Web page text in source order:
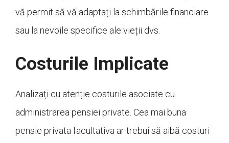
vă permit să vă adaptați la schimbările financiare
sau la nevoile specifice ale vieții dvs.
Costurile Implicate
Analizați cu atenție costurile asociate cu
administrarea pensiei private. Cea mai buna
pensie privata facultativa ar trebui să aibă costuri